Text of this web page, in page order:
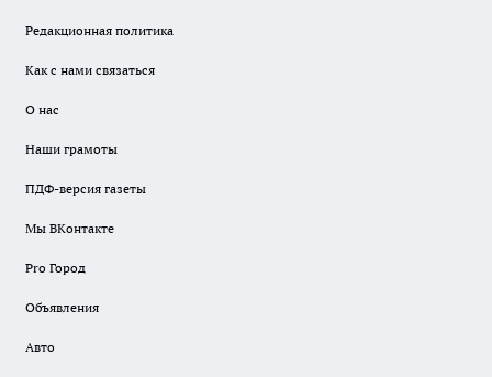
Редакционная политика
Как с нами связаться
О нас
Наши грамоты
ПДФ-версия газеты
Мы ВКонтакте
Pro Город
Объявления
Авто